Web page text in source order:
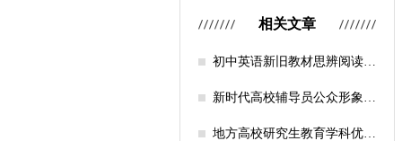
相关文章
初中英语新旧教材思辨阅读任
新时代高校辅导员公众形象塑
地方高校研究生教育学科优化